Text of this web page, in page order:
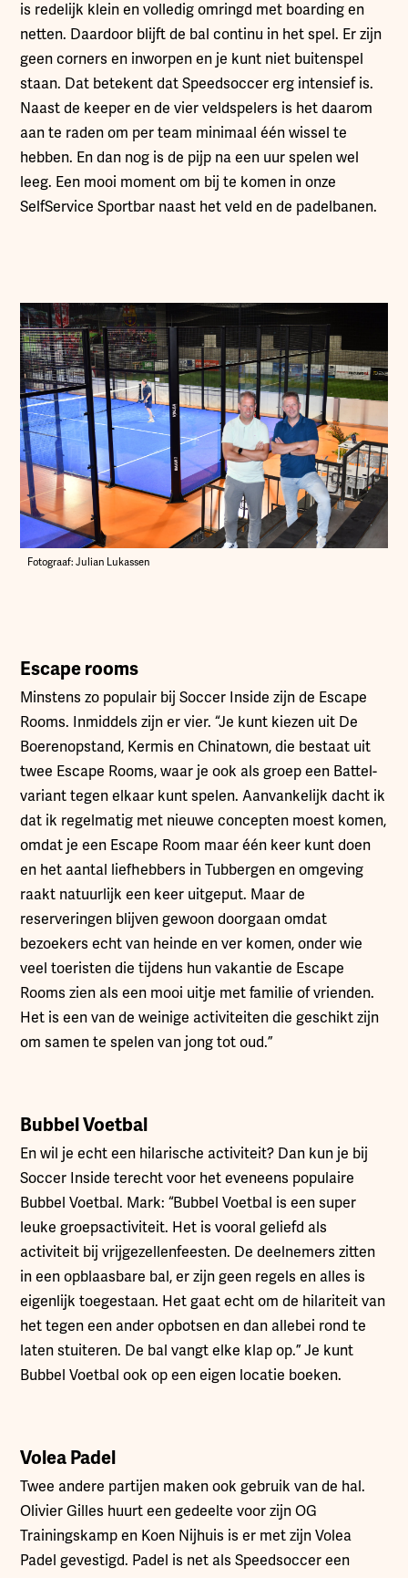
is redelijk klein en volledig omringd met boarding en
netten. Daardoor blijft de bal continu in het spel. Er zijn
geen corners en inworpen en je kunt niet buitenspel
staan. Dat betekent dat Speedsoccer erg intensief is.
Naast de keeper en de vier veldspelers is het daarom
aan te raden om per team minimaal één wissel te
hebben. En dan nog is de pijp na een uur spelen wel
leeg. Een mooi moment om bij te komen in onze
SelfService Sportbar naast het veld en de padelbanen.
Fotograaf: Julian Lukassen
Escape rooms
Minstens zo populair bij Soccer Inside zijn de Escape
Rooms. Inmiddels zijn er vier. “Je kunt kiezen uit De
Boerenopstand, Kermis en Chinatown, die bestaat uit
twee Escape Rooms, waar je ook als groep een Battel-
variant tegen elkaar kunt spelen. Aanvankelijk dacht ik
dat ik regelmatig met nieuwe concepten moest komen,
omdat je een Escape Room maar één keer kunt doen
en het aantal liefhebbers in Tubbergen en omgeving
raakt natuurlijk een keer uitgeput. Maar de
reserveringen blijven gewoon doorgaan omdat
bezoekers echt van heinde en ver komen, onder wie
veel toeristen die tijdens hun vakantie de Escape
Rooms zien als een mooi uitje met familie of vrienden.
Het is een van de weinige activiteiten die geschikt zijn
om samen te spelen van jong tot oud.”
Bubbel Voetbal
En wil je echt een hilarische activiteit? Dan kun je bij
Soccer Inside terecht voor het eveneens populaire
Bubbel Voetbal. Mark: “Bubbel Voetbal is een super
leuke groepsactiviteit. Het is vooral geliefd als
activiteit bij vrijgezellenfeesten. De deelnemers zitten
in een opblaasbare bal, er zijn geen regels en alles is
eigenlijk toegestaan. Het gaat echt om de hilariteit van
het tegen een ander opbotsen en dan allebei rond te
laten stuiteren. De bal vangt elke klap op.” Je kunt
Bubbel Voetbal ook op een eigen locatie boeken.
Volea Padel
Twee andere partijen maken ook gebruik van de hal.
Olivier Gilles huurt een gedeelte voor zijn OG
Trainingskamp en Koen Nijhuis is er met zijn Volea
Padel gevestigd. Padel is net als Speedsoccer een